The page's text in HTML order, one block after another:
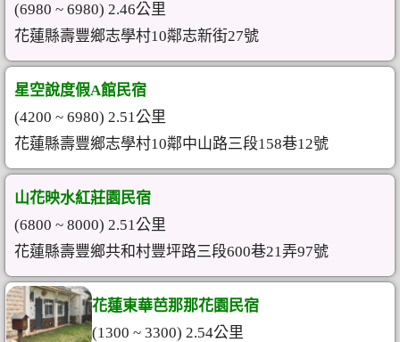
(6980 ~ 6980) 2.46公里
花蓮縣壽豐鄉志學村10鄰志新街27號
星空說度假A館民宿
(4200 ~ 6980) 2.51公里
花蓮縣壽豐鄉志學村10鄰中山路三段158巷12號
山花映水紅莊園民宿
(6800 ~ 8000) 2.51公里
花蓮縣壽豐鄉共和村豐坪路三段600巷21弄97號
花蓮東華芭那那花園民宿
(1300 ~ 3300) 2.54公里